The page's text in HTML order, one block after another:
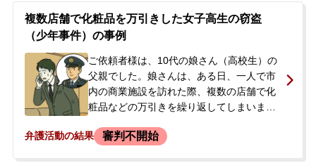
んでしたが、前科が付くことを避けたい、
被害者と示談をしたいという強い思いか
ら、当事務所へ相談に来られました。
複数店舗で化粧品を万引きした女子高生の窃盗
（少年事件）の事例
ご依頼者様は、10代の娘さん（高校生）の
父親でした。娘さんは、ある日、一人で市
内の商業施設を訪れた際、複数の店舗で化
粧品などの万引きを繰り返してしまいまし
を受けることになりました。<br /> 聴取
弁護活動の結果 審判不開始